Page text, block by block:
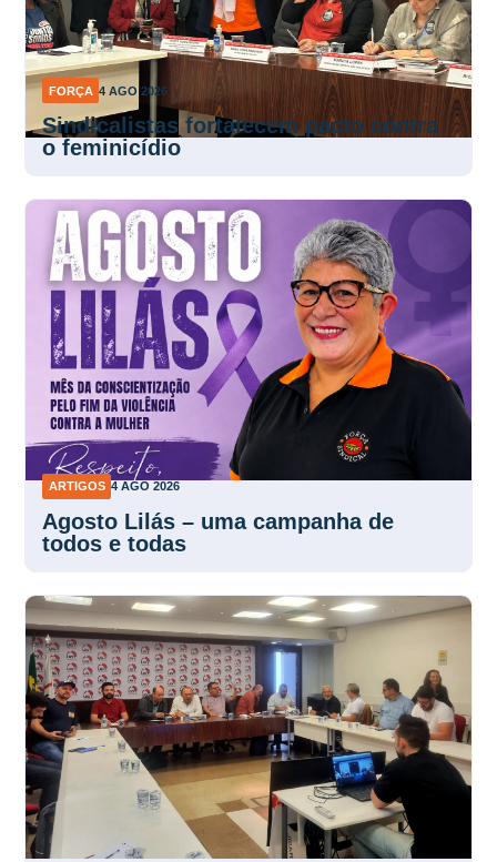
FORÇA 4 AGO 2026
Sindicalistas fortalecem pacto contra
o feminicídio
ARTIGOS 4 AGO 2026
Agosto Lilás – uma campanha de
todos e todas